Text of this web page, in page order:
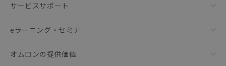
サービスサポート
eラーニング・セミナ
オムロンの提供価値